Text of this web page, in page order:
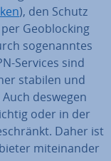
), den Schutz
Ge­o­blo­cking
so­ge­nann­tes
Services sind
stabilen und
deswegen
oder in der
Daher ist
mit­ein­an­der